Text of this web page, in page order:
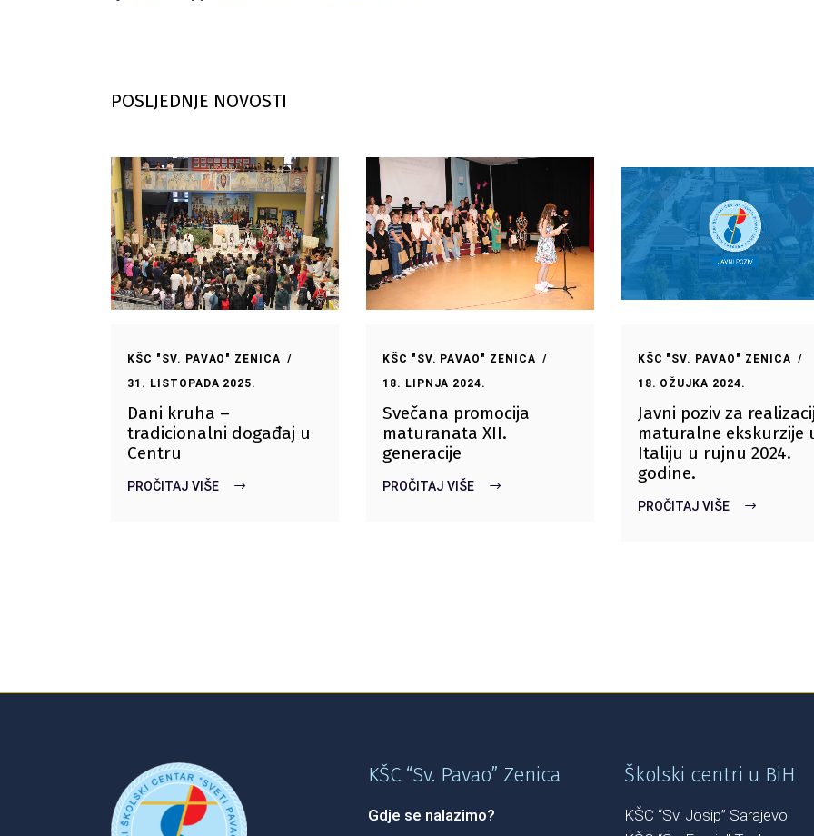
POSLJEDNJE NOVOSTI
KŠC "SV. PAVAO" ZENICA
31. LISTOPADA 2025.
Dani kruha –
tradicionalni događaj u
Centru
PROČITAJ VIŠE
KŠC "SV. PAVAO" ZENICA
18. LIPNJA 2024.
Svečana promocija
maturanata XII.
generacije
PROČITAJ VIŠE
KŠC "SV. PAVAO" ZENICA
18. OŽUJKA 2024.
Javni poziv za
maturalne ekskurzije
Italiju u rujnu 2024.
godine.
PROČITAJ VIŠE
KŠC “Sv. Pavao” Zenica
Gdje se nalazimo?
Školski centri u BiH
KŠC “Sv. Josip” Sarajevo